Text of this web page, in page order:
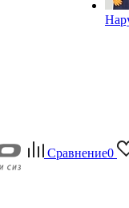
Сравнение0